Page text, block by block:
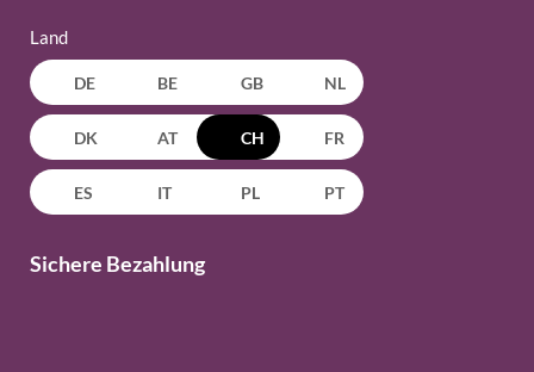
Land
DE BE GB NL
DK AT CH FR
ES IT PL PT
Sichere Bezahlung